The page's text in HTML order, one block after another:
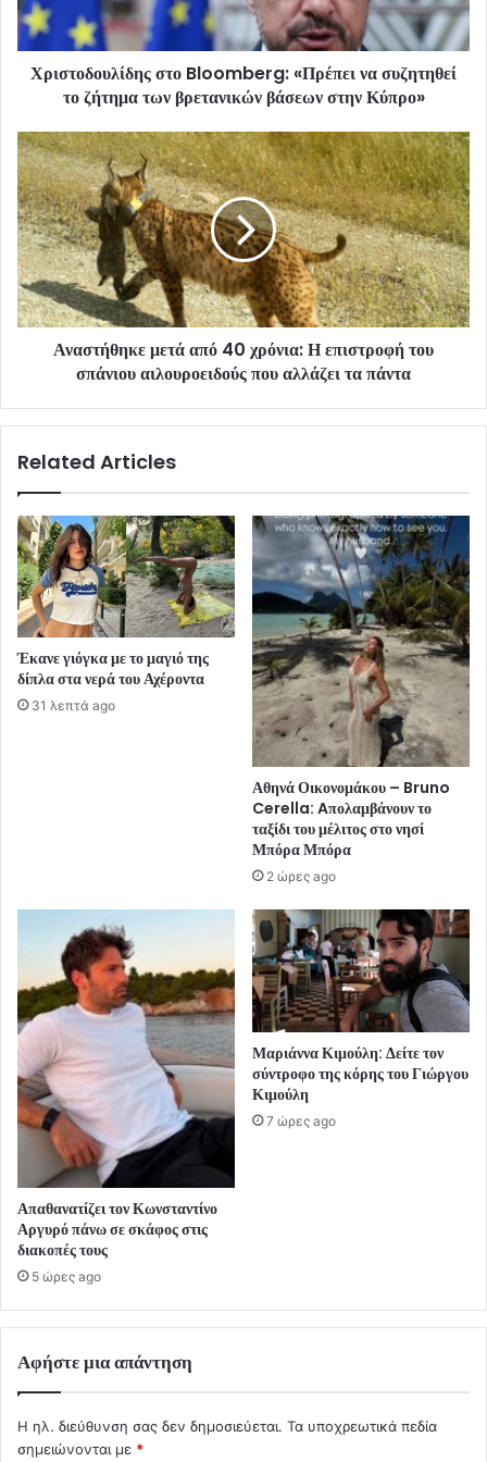
Χριστοδουλίδης στο Bloomberg: «Πρέπει να συζητηθεί
το ζήτημα των βρετανικών βάσεων στην Κύπρο»
Αναστήθηκε μετά από 40 χρόνια: Η επιστροφή του
σπάνιου αιλουροειδούς που αλλάζει τα πάντα
Related Articles
Έκανε γιόγκα με το μαγιό της
δίπλα στα νερά του Αχέροντα
31 λεπτά ago
Αθηνά Οικονομάκου – Bruno
Cerella: Aπολαμβάνουν το
ταξίδι του μέλιτος στο νησί
Μπόρα Μπόρα
2 ώρες ago
Απαθανατίζει τον Κωνσταντίνο
Αργυρό πάνω σε σκάφος στις
διακοπές τους
5 ώρες ago
Μαριάννα Κιμούλη: Δείτε τον
σύντροφο της κόρης του Γιώργου
Κιμούλη
7 ώρες ago
Αφήστε μια απάντηση
Η ηλ. διεύθυνση σας δεν δημοσιεύεται. Τα υποχρεωτικά πεδία
σημειώνονται με *